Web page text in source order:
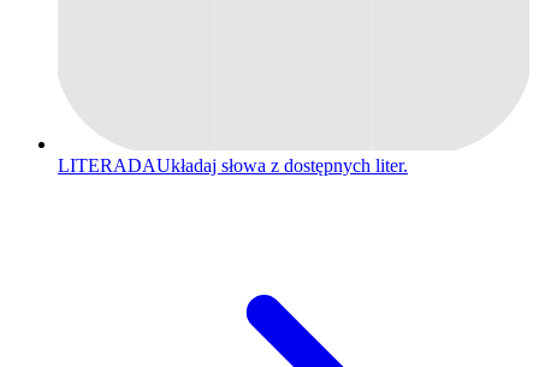
LITERADAUkładaj słowa z dostępnych liter.